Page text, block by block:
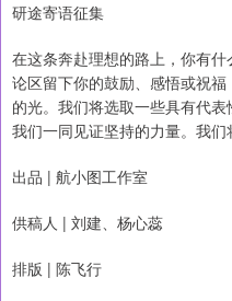
研途寄语征集
在这条奔赴理想的路上，你有
论区留下你的鼓励、感悟或祝
的光。我们将选取一些具有代
我们一同见证坚持的力量。我们
出品 | 航小图工作室
供稿人 | 刘建、杨心蕊
排版 | 陈飞行